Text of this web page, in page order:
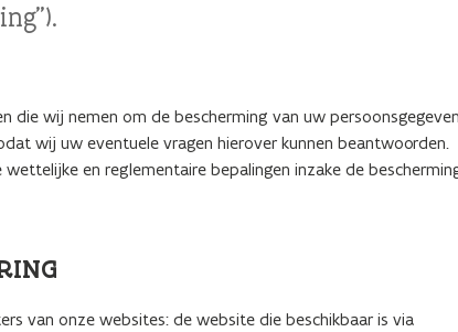
die wij nemen om de bescherming van uw
wij uw eventuele vragen hierover kunnen beantwoorden.
en reglementaire bepalingen inzake de
van onze websites: de website die beschikbaar is via